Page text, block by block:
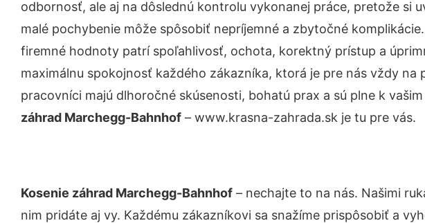
odbornosť, ale aj na dôslednú kontrolu vykonanej práce, pretože si
malé pochybenie môže spôsobiť nepríjemné a zbytočné
firemné hodnoty patrí spoľahlivosť, ochota, korektný prístup a
maximálnu spokojnosť každého zákazníka, ktorá je pre nás vždy na
pracovníci majú dlhoročné skúsenosti, bohatú prax a sú plne k
záhrad Marchegg-Bahnhof – www.krasna-zahrada.sk je tu pre vás.
Kosenie záhrad Marchegg-Bahnhof – nechajte to na nás. Našimi
nim pridáte aj vy. Každému zákazníkovi sa snažíme prispôsobiť a